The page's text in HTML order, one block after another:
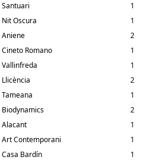
Santuari
1
Nit Oscura
1
Aniene
2
Cineto Romano
1
Vallinfreda
1
Llicència
2
Tameana
1
Biodynamics
2
Alacant
1
Art Contemporani
1
Casa Bardín
1